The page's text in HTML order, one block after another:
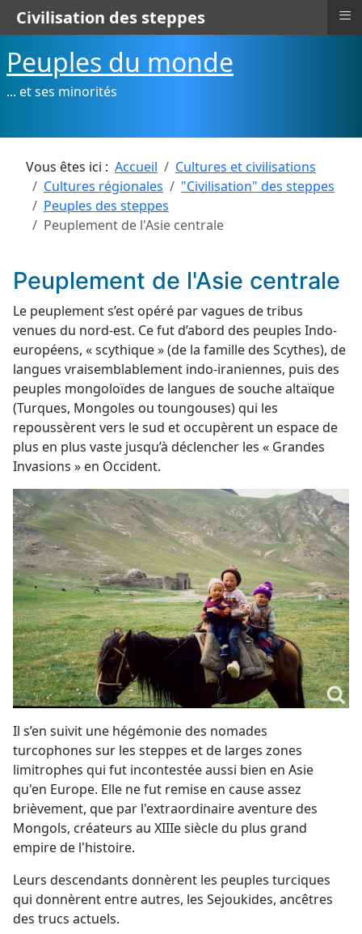
Peuples du monde
... et ses minorités
Vous êtes ici : Accueil
Cultures et civilisations
Cultures régionales
"Civilisation" des steppes
Peuples des steppes
Peuplement de l'Asie centrale
Peuplement de l'Asie centrale
Le peuplement s’est opéré par vagues de tribus
venues du nord-est. Ce fut d’abord des peuples Indo-
européens, « scythique » (de la famille des Scythes), de
langues vraisemblablement indo-iraniennes, puis des
peuples mongoloïdes de langues de souche altaïque
(Turques, Mongoles ou toungouses) qui les
repoussèrent vers le sud et occupèrent un espace de
plus en plus vaste jusqu’à déclencher les « Grandes
Invasions » en Occident.
Il s’en suivit une hégémonie des nomades
turcophones sur les steppes et de larges zones
limitrophes qui fut incontestée aussi bien en Asie
qu'en Europe. Elle ne fut remise en cause assez
brièvement, que par l'extraordinaire aventure des
Mongols, créateurs au XIIIe siècle du plus grand
empire de l'histoire.
Leurs descendants donnèrent les peuples turciques
qui donnèrent entre autres, les Sejoukides, ancêtres
des trucs actuels.
Civilisation des steppes ≡